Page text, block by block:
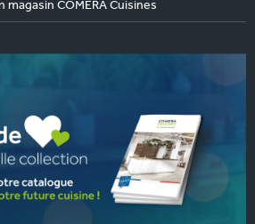
magasin COMERA Cuisines